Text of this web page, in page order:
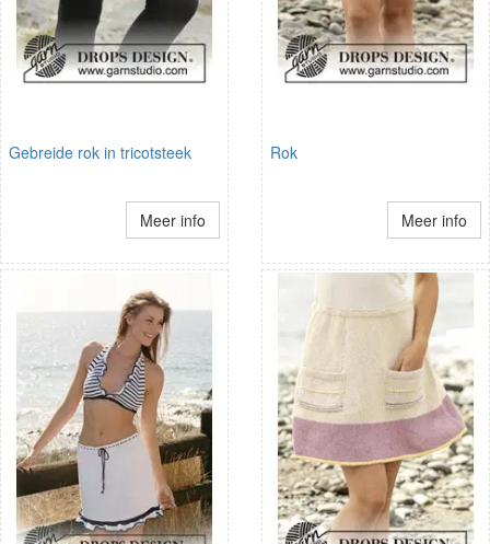
Gebreide rok in tricotsteek
Meer info
Rok
Meer info